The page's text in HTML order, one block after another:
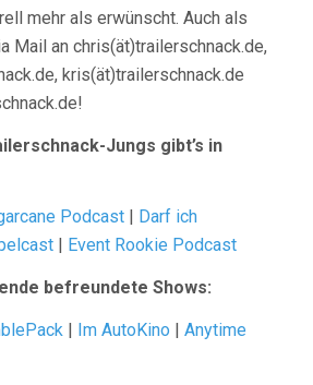
mehr als erwünscht. Auch als
Mail an chris(ät)trailerschnack.de,
kris(ät)trailerschnack.de
Jungs gibt’s in
Podcast | Darf ich
| Event Rookie Podcast
befreundete Shows:
| Im AutoKino | Anytime